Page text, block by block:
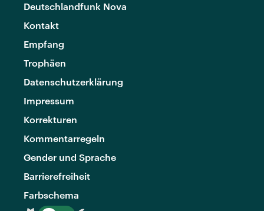
Deutschlandfunk Nova
Kontakt
Empfang
Trophäen
Datenschutzerklärung
Impressum
Korrekturen
Kommentarregeln
Gender und Sprache
Barrierefreiheit
Farbschema